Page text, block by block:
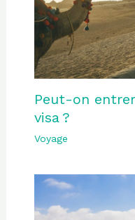
Peut-on
visa ?
Voyage